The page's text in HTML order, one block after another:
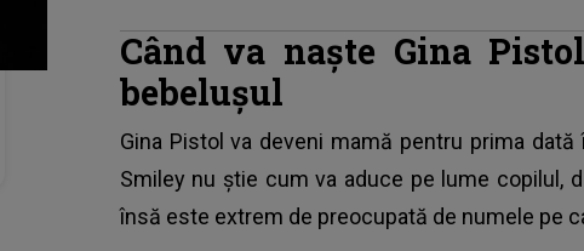
Când va naște Gina
bebelușul
Gina Pistol va deveni mamă pentru prima
Smiley nu știe cum va aduce pe lume copilul,
însă este extrem de preocupată de numele pe